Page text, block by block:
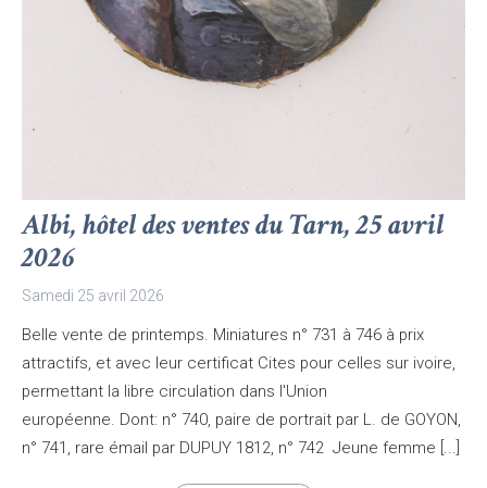
Albi, hôtel des ventes du Tarn, 25 avril
2026
Samedi 25 avril 2026
Belle vente de printemps. Miniatures n° 731 à 746 à prix
attractifs, et avec leur certificat Cites pour celles sur ivoire,
permettant la libre circulation dans l'Union
européenne. Dont: n° 740, paire de portrait par L. de GOYON,
n° 741, rare émail par DUPUY 1812, n° 742 Jeune femme [...]